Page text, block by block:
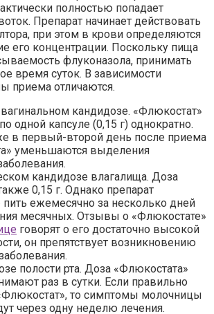
полностью попадает
Препарат начинает действовать
при этом в крови определяются
его концентрации. Поскольку пища
флуконазола, принимать
время суток. В зависимости
приема отличаются.
кандидозе. «Флюкостат»
одной капсуле (0,15 г) однократно.
в первый-второй день после приема
уменьшаются выделения
кандидозе влагалища. Доза
0,15 г. Однако препарат
ежемесячно за несколько дней
месячных. Отзывы о «Флюкостате»
говорят о его достаточно высокой
он препятствует возникновению
полости рта. Доза «Флюкостата»
раз в сутки. Если правильно
то симптомы молочницы
через одну неделю лечения.